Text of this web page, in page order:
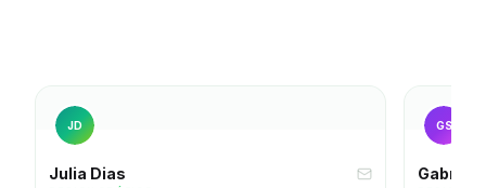
JD
Julia Dias
GS
Gabriela